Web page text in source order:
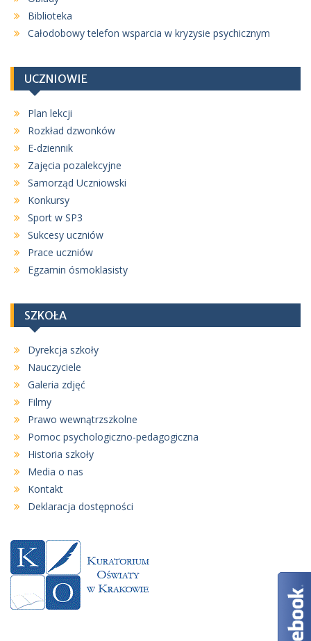
Biblioteka
Całodobowy telefon wsparcia w kryzysie psychicznym
UCZNIOWIE
Plan lekcji
Rozkład dzwonków
E-dziennik
Zajęcia pozalekcyjne
Samorząd Uczniowski
Konkursy
Sport w SP3
Sukcesy uczniów
Prace uczniów
Egzamin ósmoklasisty
SZKOŁA
Dyrekcja szkoły
Nauczyciele
Galeria zdjęć
Filmy
Prawo wewnątrzszkolne
Pomoc psychologiczno-pedagogiczna
Historia szkoły
Media o nas
Kontakt
Deklaracja dostępności